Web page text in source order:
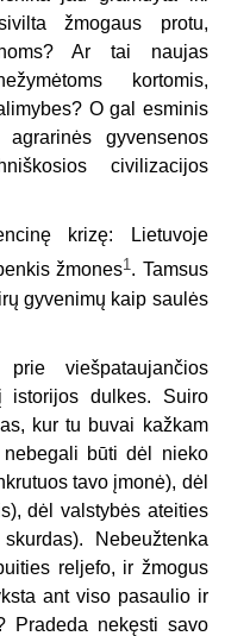
žmogaus protu,
Ar tai naujas
kortomis,
O gal esminis
gyvensenos
civilizacijos
krizę: Lietuvoje
žmones1 . Tamsus
gyvenimų kaip saulės
viešpataujančios
dulkes. Suiro
kur tu buvai kažkam
būti dėl nieko
tavo įmonė), dėl
dėl valstybės ateities
Nebeužtenka
reljefo, ir žmogus
ant viso pasaulio ir
Pradeda nekęsti savo